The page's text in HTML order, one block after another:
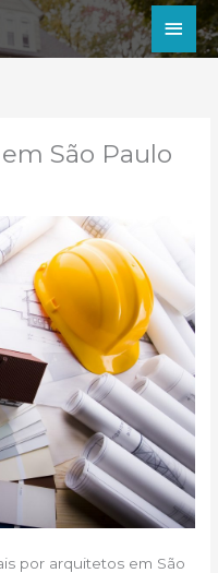
São Paulo
por arquitetos em São